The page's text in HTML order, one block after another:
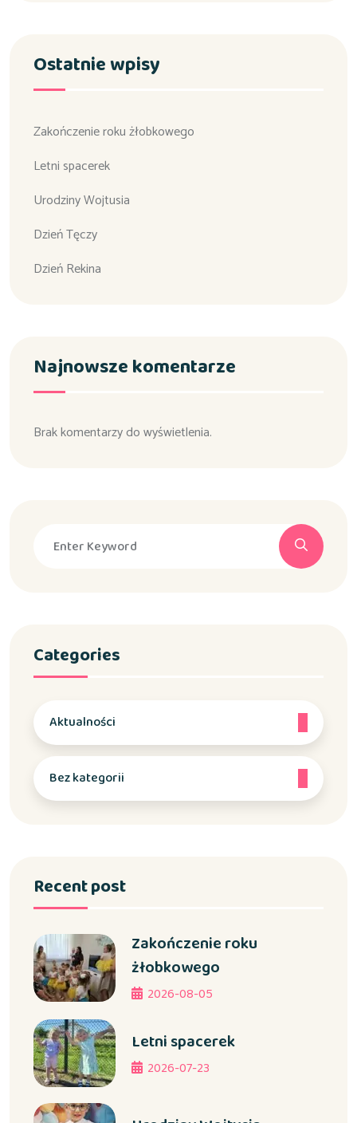
Ostatnie wpisy
Zakończenie roku żłobkowego
Letni spacerek
Urodziny Wojtusia
Dzień Tęczy
Dzień Rekina
Najnowsze komentarze
Brak komentarzy do wyświetlenia.
Categories
Aktualności
Bez kategorii
Recent post
Zakończenie roku
żłobkowego
2026-08-05
Letni spacerek
2026-07-23